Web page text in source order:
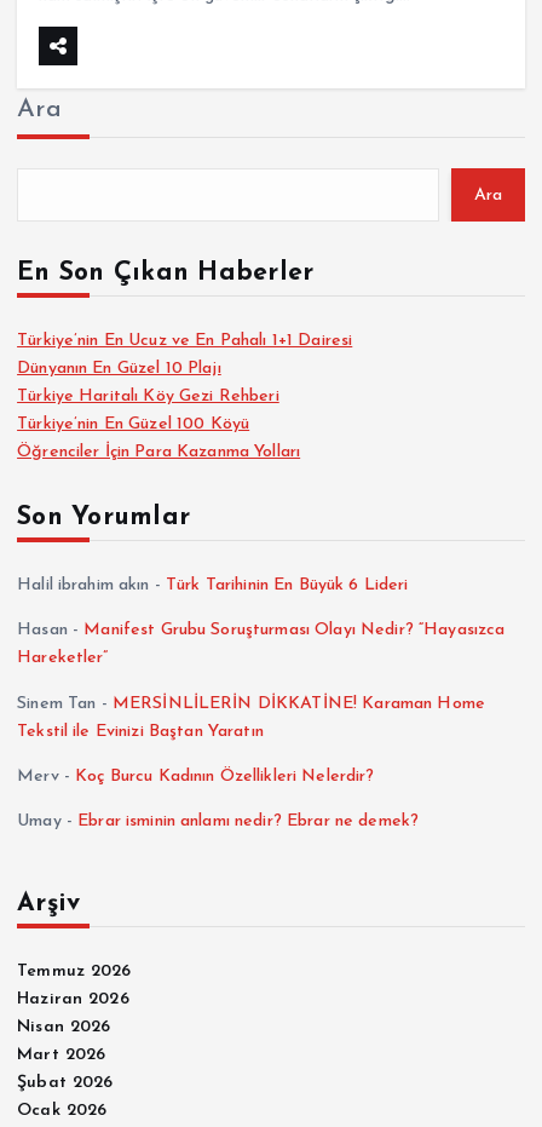
Ara
Ara
En Son Çıkan Haberler
Türkiye’nin En Ucuz ve En Pahalı 1+1 Dairesi
Dünyanın En Güzel 10 Plajı
Türkiye Haritalı Köy Gezi Rehberi
Türkiye’nin En Güzel 100 Köyü
Öğrenciler İçin Para Kazanma Yolları
Son Yorumlar
Halil ibrahim akın - Türk Tarihinin En Büyük 6 Lideri
Hasan - Manifest Grubu Soruşturması Olayı Nedir? “Hayasızca
Hareketler”
Sinem Tan - MERSİNLİLERİN DİKKATİNE! Karaman Home
Tekstil ile Evinizi Baştan Yaratın
Merv- Koç Burcu Kadının Özellikleri Nelerdir?
Umay- Ebrar isminin anlamı nedir? Ebrar ne demek?
Arşiv
Temmuz 2026
Haziran 2026
Nisan 2026
Mart 2026
Şubat 2026
Ocak 2026